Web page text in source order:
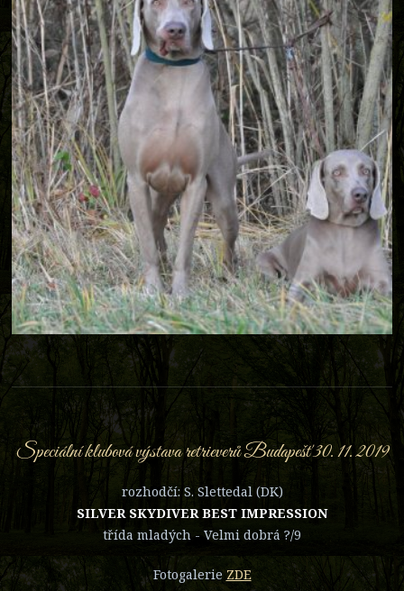
Speciální klubová výstava retrieverů Budapešť 30. 11. 2019
rozhodčí: S. Slettedal (DK)
SILVER SKYDIVER BEST IMPRESSION
třída mladých - Velmi dobrá ?/9
Fotogalerie ZDE